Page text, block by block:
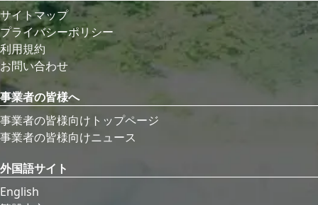
サイトマップ
プライバシーポリシー
利用規約
お問い合わせ
事業者の皆様へ
事業者の皆様向けトップページ
事業者の皆様向けニュース
外国語サイト
English